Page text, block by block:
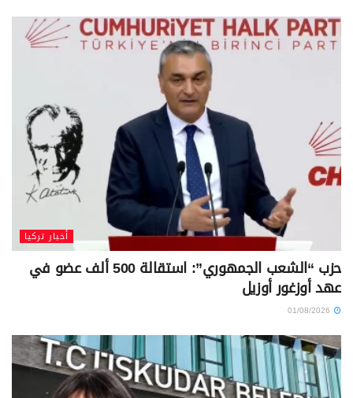
أخبار تركيا
حزب “الشعب الجمهوري”: استقالة 500 ألف عضو في
عهد أوزغور أوزيل
01/08/2026